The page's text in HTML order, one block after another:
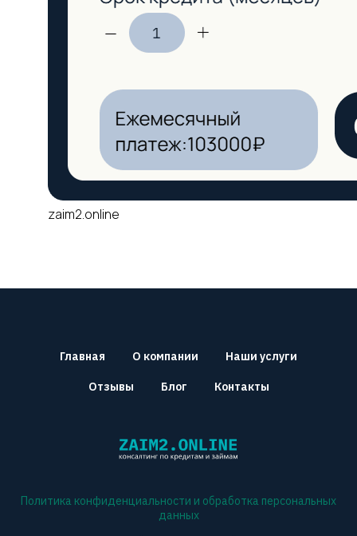
zaim2.online
Главная О компании Наши услуги
Отзывы Блог Контакты
Политика конфиденциальности и обработка персональных
данных